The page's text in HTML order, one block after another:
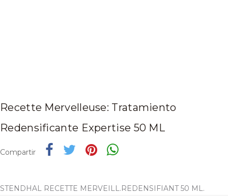
Recette Mervelleuse: Tratamiento
Redensificante Expertise 50 ML
Compartir
STENDHAL RECETTE MERVEILL.REDENSIFIANT 50 ML.